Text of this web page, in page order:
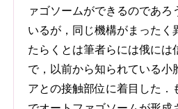
ァゴソームができるのであろ
いるが，同じ機構がまったく
たらくとは筆者らには俄には
で，以前から知られている小
アとの接触部位に着目した．